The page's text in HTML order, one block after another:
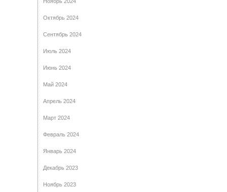
Октябрь 2024
Сентябрь 2024
Июль 2024
Июнь 2024
Май 2024
Апрель 2024
Март 2024
Февраль 2024
Январь 2024
Декабрь 2023
Ноябрь 2023